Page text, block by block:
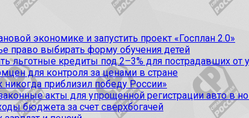
экономике и запустить проект «Госплан 2.0»
право выбирать форму обучения детей
льготные кредиты под 2–3% для пострадавших от
для контроля за ценами в стране
приблизил победу России»
акты для упрощенной регистрации авто в
бюджета за счет сверхбогачей